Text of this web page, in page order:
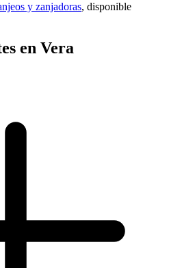
y zanjadoras, disponible
en Vera